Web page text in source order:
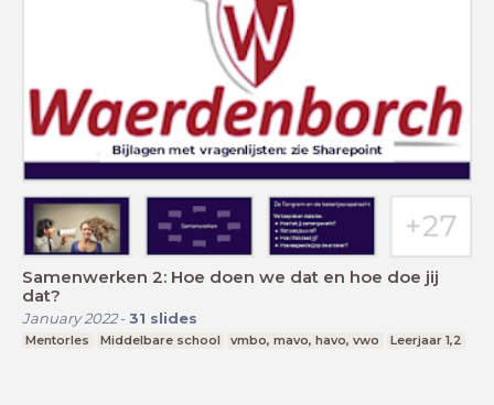
Samenwerken 2: Hoe doen we dat en hoe doe jij
dat?
January 2022- 31 slides
Mentorles Middelbare school vmbo, mavo, havo, vwo Leerjaar 1,2